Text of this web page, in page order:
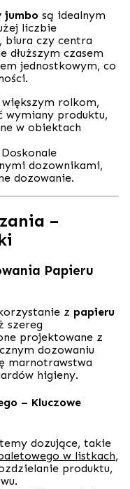
jumbo są idealnym
liczbie
biura czy centra
dłuższym czasem
jednostkowym, co
rolkom,
wymiany produktu,
w obiektach
Doskonale
dozownikami,
dozowanie.
–
Papieru
z papieru
szereg
projektowane z
dozowaniu
marnotrawstwa
higieny.
– Kluczowe
dozujące, takie
w listkach,
produktu,